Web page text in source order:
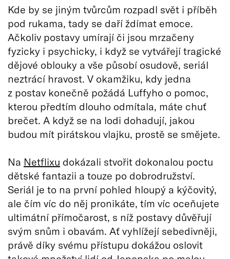
Kde by se jiným tvůrcům rozpadl svět i příběh
pod rukama, tady se daří ždímat emoce.
Ačkoliv postavy umírají či jsou mrzačeny
fyzicky i psychicky, i když se vytvářejí tragické
dějové oblouky a vše působí osudově, seriál
neztrácí hravost. V okamžiku, kdy jedna
z postav konečně požádá Luffyho o pomoc,
kterou předtím dlouho odmítala, máte chuť
brečet. A když se na lodi dohadují, jakou
budou mít pirátskou vlajku, prostě se smějete.
Na Netflixu dokázali stvořit dokonalou poctu
dětské fantazii a touze po dobrodružství.
Seriál je to na první pohled hloupý a kýčovitý,
ale čím víc do něj pronikáte, tím víc oceňujete
ultimátní přímočarost, s níž postavy důvěřují
svým snům i obavám. Ať vyhlížejí sebedivněji,
právě díky svému přístupu dokážou oslovit